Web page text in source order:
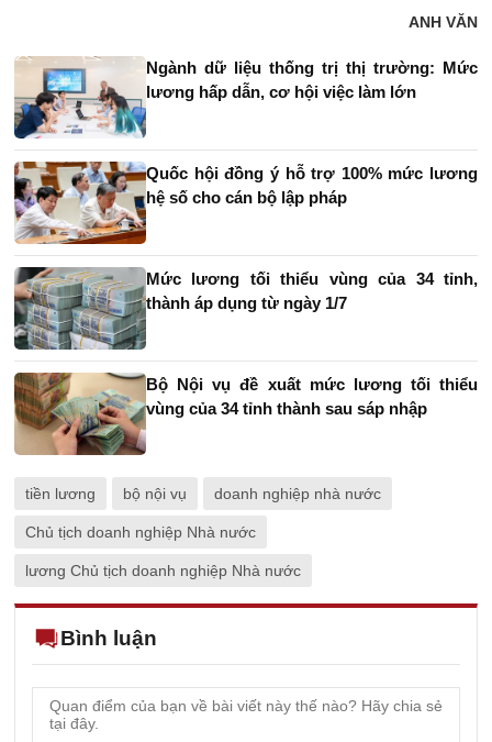
ANH VĂN
Ngành dữ liệu thống trị thị trường: Mức
lương hấp dẫn, cơ hội việc làm lớn
Quốc hội đồng ý hỗ trợ 100% mức lương
hệ số cho cán bộ lập pháp
Mức lương tối thiểu vùng của 34 tỉnh,
thành áp dụng từ ngày 1/7
Bộ Nội vụ đề xuất mức lương tối thiểu
vùng của 34 tỉnh thành sau sáp nhập
tiền lương bộ nội vụ doanh nghiệp nhà nước
Chủ tịch doanh nghiệp Nhà nước
lương Chủ tịch doanh nghiệp Nhà nước
Bình luận